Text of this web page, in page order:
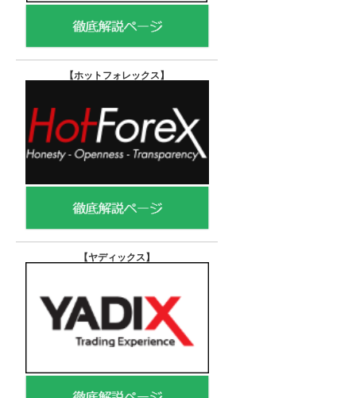
【ホットフォレックス】
【ヤディックス】